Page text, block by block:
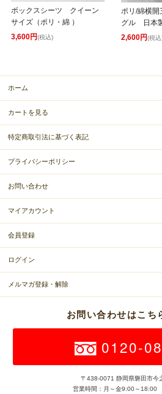
ボックスシーツ クイーン
サイズ（ポリ・綿 ）
3,600円(税込)
ポリ/綿横
グル 日本
2,600円(税
ホーム
カートを見る
特定商取引法に基づく表記
プライバシーポリシー
お問い合わせ
マイアカウント
会員登録
ログイン
メルマガ登録・解除
お問い合わせはこち
0120-
〒438-0071 静岡県磐田市今
営業時間：月～金9:00～18:00